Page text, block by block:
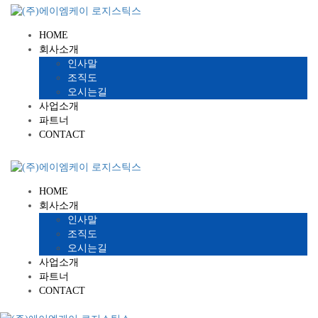
HOME
회사소개
인사말
조직도
오시는길
사업소개
파트너
CONTACT
HOME
회사소개
인사말
조직도
오시는길
사업소개
파트너
CONTACT